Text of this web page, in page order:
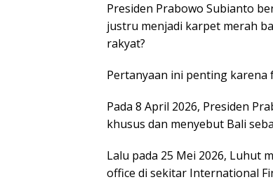
Presiden Prabowo Subianto
justru menjadi karpet merah
rakyat?
Pertanyaan ini penting
Pada 8 April 2026, Presiden
khusus dan menyebut Bali
Lalu pada 25 Mei 2026, Luhut
office di sekitar International